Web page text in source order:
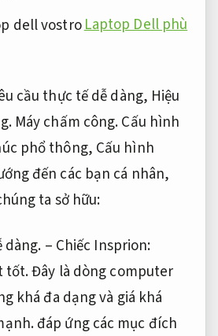
Laptop Dell phù
cầu thực tế dễ dàng, Hiệu
Máy chấm công.Cấu hình
phổ thông, Cấu hình
đến các bạn cá nhân,
ta sở hữu:
dàng. – Chiếc Insprion:
tốt.Đây là dòng computer
khá đa dạng và giá khá
đáp ứng các mục đích